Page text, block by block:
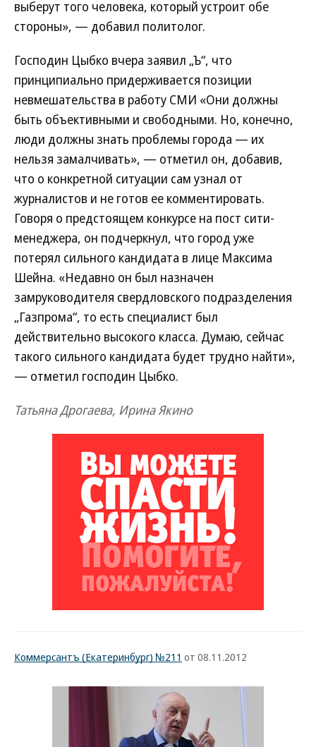
выберут того человека, который устроит обе
стороны», — добавил политолог.
Господин Цыбко вчера заявил „Ъ“, что
принципиально придерживается позиции
невмешательства в работу СМИ «Они должны
быть объективными и свободными. Но, конечно,
люди должны знать проблемы города — их
нельзя замалчивать», — отметил он, добавив,
что о конкретной ситуации сам узнал от
журналистов и не готов ее комментировать.
Говоря о предстоящем конкурсе на пост сити-
менеджера, он подчеркнул, что город уже
потерял сильного кандидата в лице Максима
Шейна. «Недавно он был назначен
замруководителя свердловского подразделения
„Газпрома“, то есть специалист был
действительно высокого класса. Думаю, сейчас
такого сильного кандидата будет трудно найти»,
— отметил господин Цыбко.
Татьяна Дрогаева, Ирина Якино
Коммерсантъ (Екатеринбург) №211 от 08.11.2012